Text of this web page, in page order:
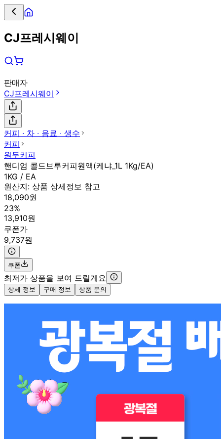
CJ프레시웨이
판매자
CJ프레시웨이
커피 ∙ 차 ∙ 음료 ∙ 생수
커피
원두커피
핸디엄 콜드브루커피원액(케냐_1L 1Kg/EA)
1KG / EA
원산지: 상품 상세정보 참고
18,090원
23%
13,910원
쿠폰가
9,737원
쿠폰
최저가 상품을 보여 드릴게요
상세 정보 구매 정보 상품 문의